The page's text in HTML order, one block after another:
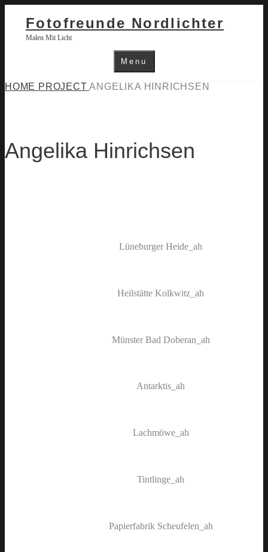
contentFotofreunde Nordlichter
Malen Mit Licht
Menu
HOME PROJECTANGELIKA HINRICHSEN
Angelika Hinrichsen
Lüneburger Heide_ah
Heilstätte Kolkwitz_ah
Münster Bad Doberan_ah
Antarktis_ah
Lachmöwe_ah
Tintlinge_ah
Papierfabrik Scheufelen_ah